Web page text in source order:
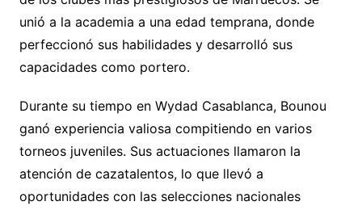
unió a la academia a una edad temprana, donde
perfeccionó sus habilidades y desarrolló sus
capacidades como portero.
Durante su tiempo en Wydad Casablanca, Bounou
ganó experiencia valiosa compitiendo en varios
torneos juveniles. Sus actuaciones llamaron la
atención de cazatalentos, lo que llevó a
oportunidades con las selecciones nacionales